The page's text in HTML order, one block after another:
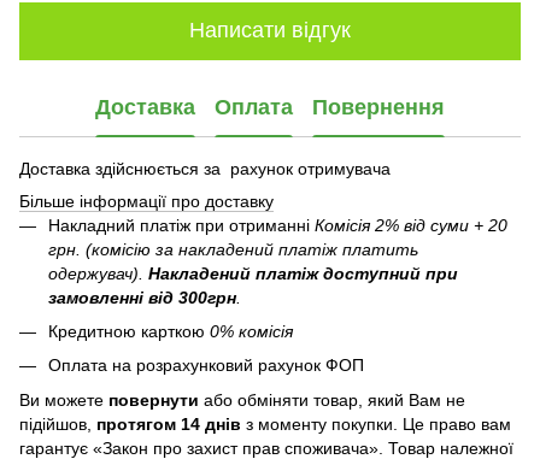
Написати відгук
Доставка Оплата Повернення
Доставка здійснюється за рахунок отримувача
Більше інформації про доставку
Накладний платіж при отриманні Комісія 2% від суми + 20
грн. (комісію за накладений платіж платить
одержувач). Накладений платіж доступний при
замовленні від 300грн
Кредитною карткою 0% комісія
Оплата на розрахунковий рахунок ФОП
Ви можете повернути або обміняти товар, який Вам не
підійшов, протягом 14 днів з моменту покупки. Це право вам
гарантує «Закон про захист прав споживача». Товар належної